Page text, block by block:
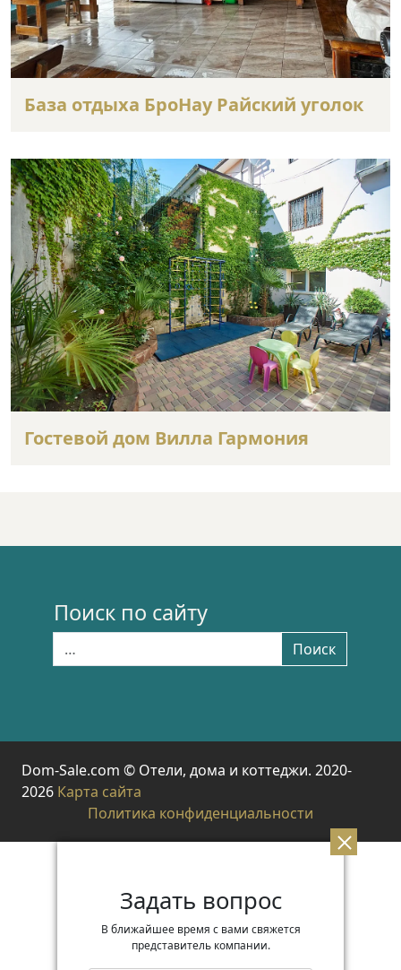
База отдыха БроНау Райский уголок
Гостевой дом Вилла Гармония
Поиск по сайту
Поиск
Dom-Sale.com © Отели, дома и коттеджи. 2020-
2026 Карта сайта
Политика конфиденциальности
Задать вопрос
В ближайшее время с вами свяжется
представитель компании.